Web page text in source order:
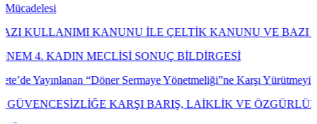
KANUNU İLE ÇELTİK KANUNU VE BAZI
MECLİSİ SONUÇ BİLDİRGESİ
“Döner Sermaye Yönetmeliği”ne Karşı Yürütmeyi Durdurma ve
KARŞI BARIŞ, LAİKLİK VE ÖZGÜRLÜK